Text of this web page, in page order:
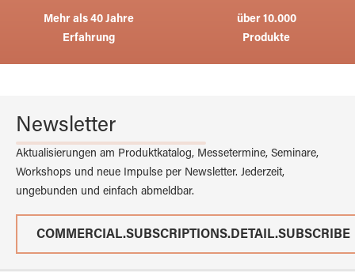
Mehr als 40 Jahre
Erfahrung
über 10.000
Produkte
Newsletter
Aktualisierungen am Produktkatalog, Messetermine, Seminare,
Workshops und neue Impulse per Newsletter. Jederzeit,
ungebunden und einfach abmeldbar.
COMMERCIAL.SUBSCRIPTIONS.DETAIL.SUBSCRIBE